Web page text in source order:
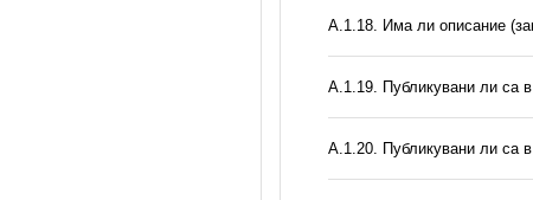
А.1.18. Има ли описание
А.1.19. Публикувани ли са в
А.1.20. Публикувани ли са в